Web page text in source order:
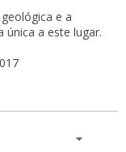
e a
única a este lugar.